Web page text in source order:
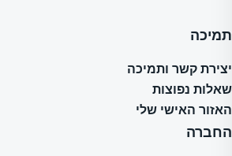
תמיכה
יצירת קשר ותמיכה
שאלות נפוצות
האזור האישי שלי
החברה